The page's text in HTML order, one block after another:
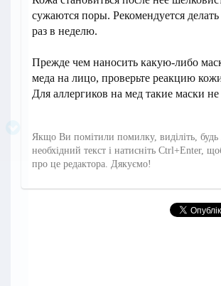
сужаются поры. Рекомендуется
раз в неделю.
Прежде чем наносить какую-либо
меда на лицо, проверьте реакцию
Для аллергиков на мед такие маски
Якщо Ви помітили помилку, виділіть, будь
необхідний текст і натисніть Ctrl+Enter,
про це редактора. Дякуємо!